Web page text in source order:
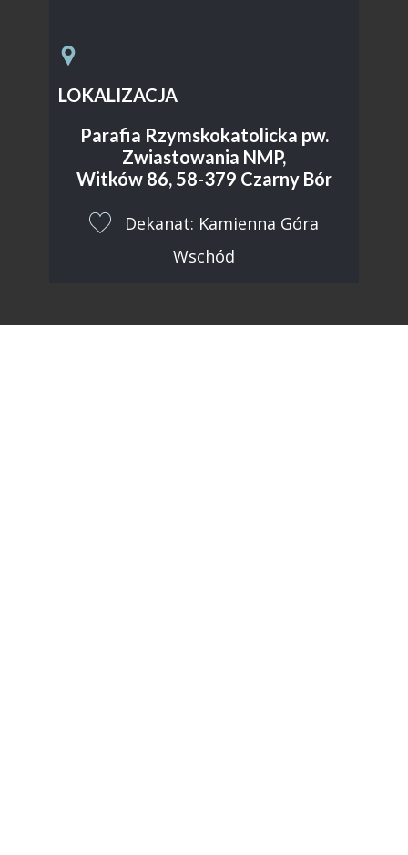
LOKALIZACJA
Parafia Rzymskokatolicka pw.
Zwiastowania NMP,
Witków 86, 58-379 Czarny Bór
​Dekanat: Kamienna Góra
Wschód